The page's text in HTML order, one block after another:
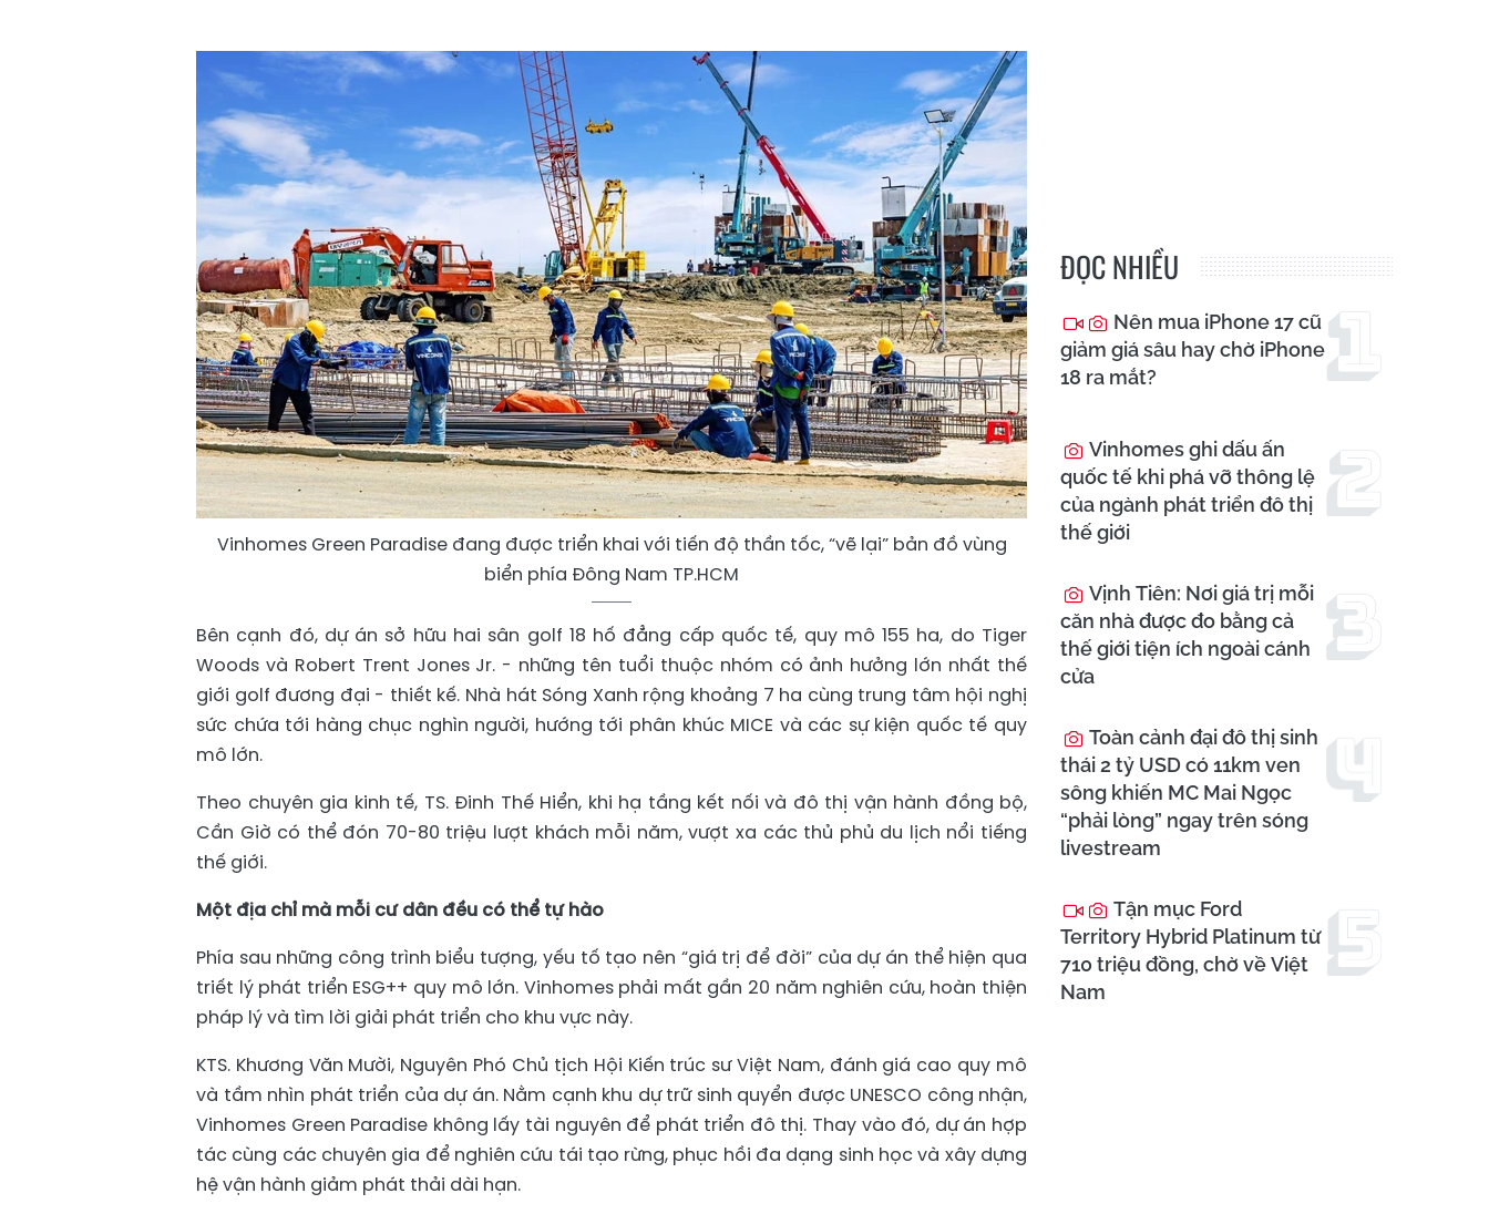
Vinhomes Green Paradise đang được triển khai với tiến độ thần tốc, “vẽ lại” bản đồ vùng
biển phía Đông Nam TP.HCM
Bên cạnh đó, dự án sở hữu hai sân golf 18 hố đẳng cấp quốc tế, quy mô 155 ha, do Tiger
Woods và Robert Trent Jones Jr. - những tên tuổi thuộc nhóm có ảnh hưởng lớn nhất thế
giới golf đương đại - thiết kế. Nhà hát Sóng Xanh rộng khoảng 7 ha cùng trung tâm hội nghị
sức chứa tới hàng chục nghìn người, hướng tới phân khúc MICE và các sự kiện quốc tế quy
mô lớn.
Theo chuyên gia kinh tế, TS. Đinh Thế Hiển, khi hạ tầng kết nối và đô thị vận hành đồng bộ,
Cần Giờ có thể đón 70-80 triệu lượt khách mỗi năm, vượt xa các thủ phủ du lịch nổi tiếng
thế giới.
Một địa chỉ mà mỗi cư dân đều có thể tự hào
Phía sau những công trình biểu tượng, yếu tố tạo nên “giá trị để đời” của dự án thể hiện qua
triết lý phát triển ESG++ quy mô lớn. Vinhomes phải mất gần 20 năm nghiên cứu, hoàn thiện
pháp lý và tìm lời giải phát triển cho khu vực này.
KTS. Khương Văn Mười, Nguyên Phó Chủ tịch Hội Kiến trúc sư Việt Nam, đánh giá cao quy mô
và tầm nhìn phát triển của dự án. Nằm cạnh khu dự trữ sinh quyển được UNESCO công nhận,
Vinhomes Green Paradise không lấy tài nguyên để phát triển đô thị. Thay vào đó, dự án hợp
tác cùng các chuyên gia để nghiên cứu tái tạo rừng, phục hồi đa dạng sinh học và xây dựng
hệ vận hành giảm phát thải dài hạn.
ĐỌC NHIỀU
Nên mua iPhone 17 cũ
giảm giá sâu hay chờ iPhone
18 ra mắt?
Vinhomes ghi dấu ấn
quốc tế khi phá vỡ thông lệ
của ngành phát triển đô thị
thế giới
Vịnh Tiên: Nơi giá trị mỗi
căn nhà được đo bằng cả
thế giới tiện ích ngoài cánh
cửa
Toàn cảnh đại đô thị sinh
thái 2 tỷ USD có 11km ven
sông khiến MC Mai Ngọc
“phải lòng” ngay trên sóng
livestream
Tận mục Ford
Territory Hybrid Platinum từ
710 triệu đồng, chờ về Việt
Nam